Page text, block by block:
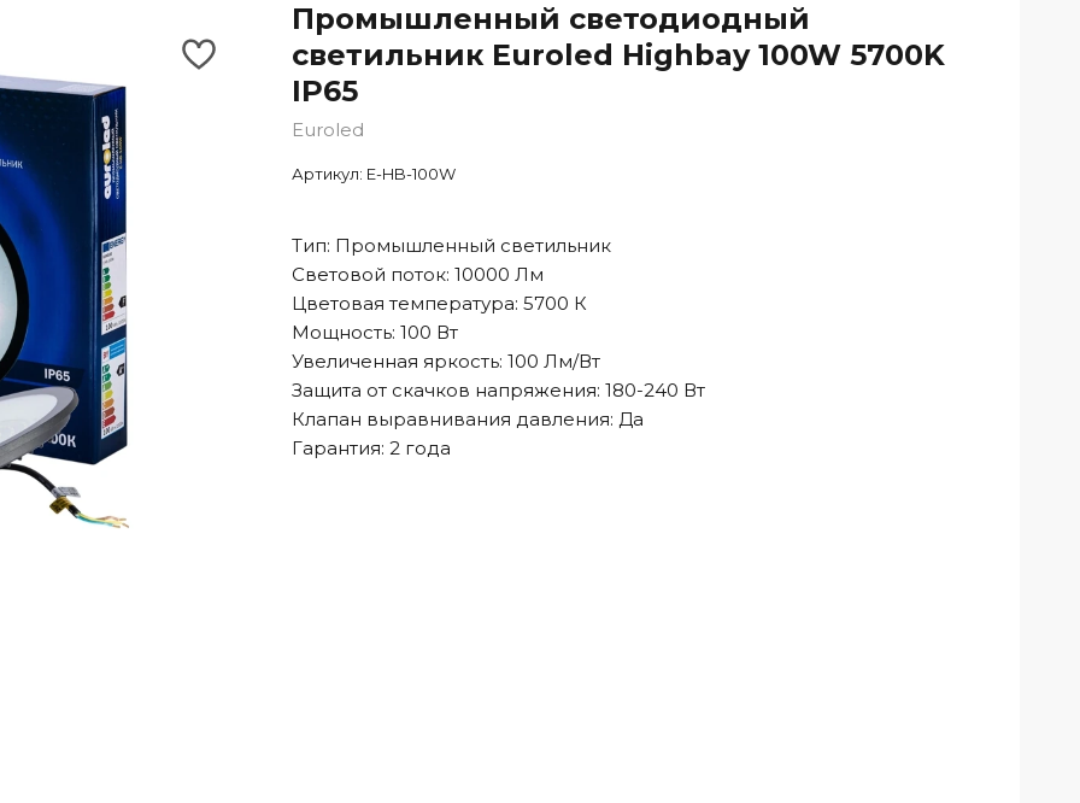
Промышленный светодиодный
светильник Euroled Highbay 100W 5700K
IP65
Euroled
Артикул: E-HB-100W
Тип: Промышленный светильник
Световой поток: 10000 Лм
Цветовая температура: 5700 К
Мощность: 100 Вт
Увеличенная яркость: 100 Лм/Вт
Защита от скачков напряжения: 180-240 Вт
Клапан выравнивания давления: Да
Гарантия: 2 года